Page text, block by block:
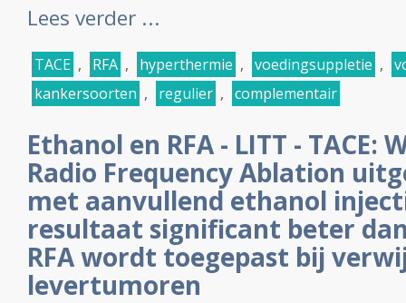
Lees verder ...
TACE , RFA , hyperthermie , voedingsuppletie ,
kankersoorten , regulier , complementair
Ethanol en RFA - LITT - TACE:
Radio Frequency Ablation
met aanvullend ethanol
resultaat significant beter
RFA wordt toegepast bij
levertumoren